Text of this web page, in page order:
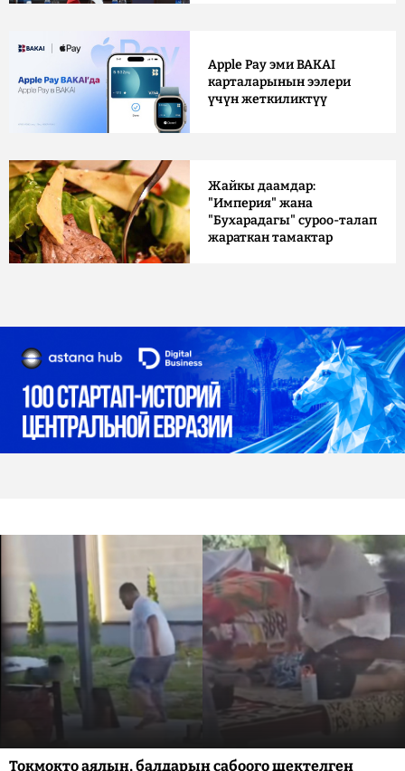
Apple Pay эми BAKAI
карталарынын ээлери
үчүн жеткиликтүү
Жайкы даамдар:
"Империя" жана
"Бухарадагы" суроо-талап
жараткан тамактар
Токмокто аялын, балдарын сабоого шектелген